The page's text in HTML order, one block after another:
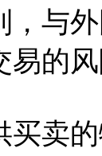
，与
易的
买卖